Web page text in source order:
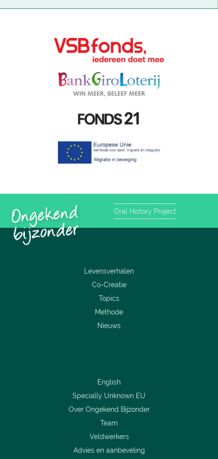
Oral History Project
Levensverhalen
Co-Creatie
Topics
Methode
Nieuws
English
Specially Unknown EU
Over Ongekend Bijzonder
Team
Veldwerkers
Advies en aanbeveling